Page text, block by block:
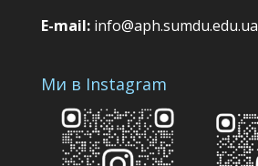
E-mail:info@aph.sumdu.edu.ua
Ми в Instagram